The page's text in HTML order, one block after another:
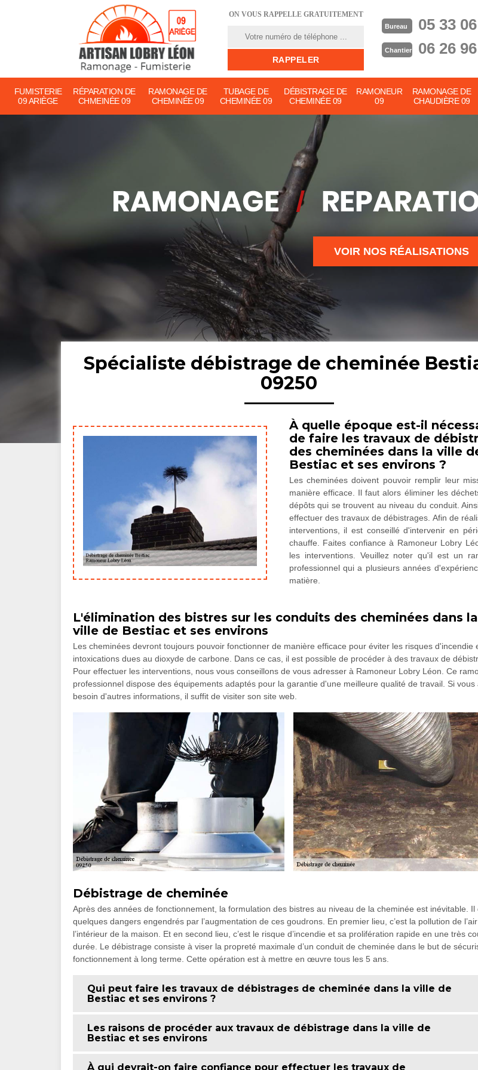
ON VOUS RAPPELLE GRATUITEMENT
Bureau 05 33
Chantier 06 26
FUMISTERIE
09 ARIÈGE
RÉPARATION DE
CHMEINÉE 09
RAMONAGE DE
CHEMINÉE 09
TUBAGE DE
CHEMINÉE 09
DÉBISTRAGE DE
CHEMINÉE 09
RAMONEUR
09
RAMONAGE DE
CHAUDIÈRE 09
VOIR NOS RÉALISATIONS
Spécialiste débistrage de cheminée
09250
À quelle époque est-il
de faire les travaux de
des cheminées dans la ville
Bestiac et ses environs ?
Les cheminées doivent pouvoir remplir leur
manière efficace. Il faut alors éliminer les
dépôts qui se trouvent au niveau du conduit.
effectuer des travaux de débistrages. Afin de
interventions, il est conseillé d'intervenir en
chauffe. Faites confiance à Ramoneur Lobry
les interventions. Veuillez noter qu'il est un
professionnel qui a plusieurs années
matière.
L'élimination des bistres sur les conduits des cheminées dans la
ville de Bestiac et ses environs
Les cheminées devront toujours pouvoir fonctionner de manière efficace pour éviter les risques d'incendie
intoxications dues au dioxyde de carbone. Dans ce cas, il est possible de procéder à des travaux de
Pour effectuer les interventions, nous vous conseillons de vous adresser à Ramoneur Lobry Léon. Ce
professionnel dispose des équipements adaptés pour la garantie d'une meilleure qualité de travail. Si vous
besoin d'autres informations, il suffit de visiter son site web.
Débistrage de cheminée
Après des années de fonctionnement, la formulation des bistres au niveau de la cheminée est inévitable. Il
quelques dangers engendrés par l’augmentation de ces goudrons. En premier lieu, c’est la pollution de
l’intérieur de la maison. Et en second lieu, c’est le risque d’incendie et sa prolifération rapide en une très
durée. Le débistrage consiste à viser la propreté maximale d’un conduit de cheminée dans le but de
fonctionnement à long terme. Cette opération est à mettre en œuvre tous les 5 ans.
Qui peut faire les travaux de débistrages de cheminée dans la ville de
Bestiac et ses environs ?
Les raisons de procéder aux travaux de débistrage dans la ville de
Bestiac et ses environs
À qui devrait-on faire confiance pour effectuer les travaux de